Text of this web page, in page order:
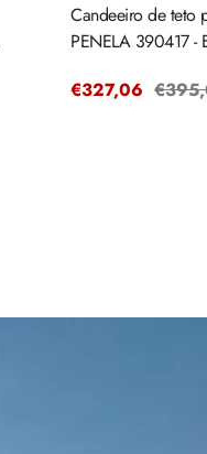
Candeeiro de teto
PENELA 390417 -
Preço
€327,06 Preço